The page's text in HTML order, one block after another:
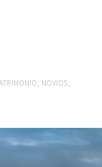
, NOVIOS,